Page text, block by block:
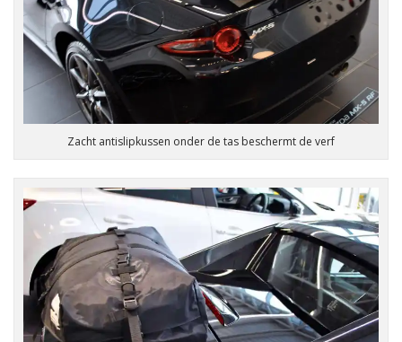
Zacht antislipkussen onder de tas beschermt de verf